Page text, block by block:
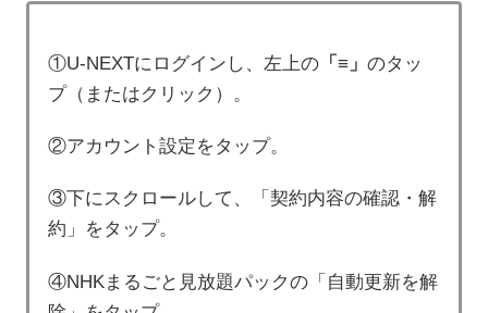
①U-NEXTにログインし、左上の 「≡」のタッ
プ（またはクリック）。
②アカウント設定をタップ。
③下にスクロールして、「契約内容の確認・解
約」をタップ。
④NHKまるごと見放題パックの「自動更新を解